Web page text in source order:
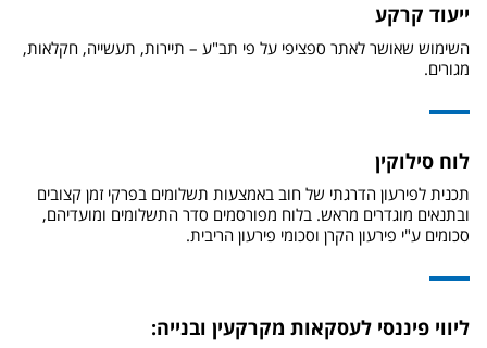
ייעוד קרקע
השימוש שאושר לאתר ספציפי על פי תב"ע – תיירות, תעשייה, חקלאות,
מגורים.
לוח סילוקין
תכנית לפירעון הדרגתי של חוב באמצעות תשלומים בפרקי זמן קצובים
ובתנאים מוגדרים מראש. בלוח מפורסמים סדר התשלומים ומועדיהם,
סכומים ע"י פירעון הקרן וסכומי פירעון הריבית.
ליווי פיננסי לעסקאות מקרקעין ובנייה: